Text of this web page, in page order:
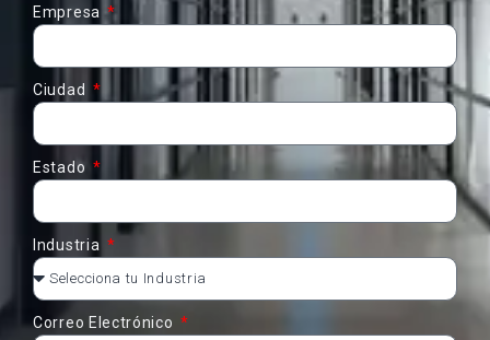
Empresa
Ciudad
Estado
Industria
Correo Electrónico